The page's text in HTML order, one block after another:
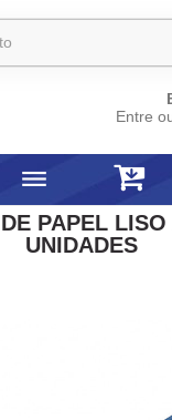
Entre
PAPEL
UNIDADES